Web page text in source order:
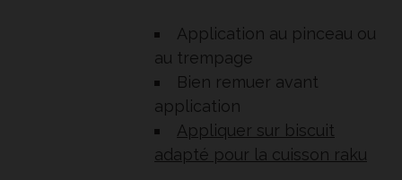
Application au pinceau ou
au trempage
Bien remuer avant
application
Appliquer sur biscuit
adapté pour la cuisson raku